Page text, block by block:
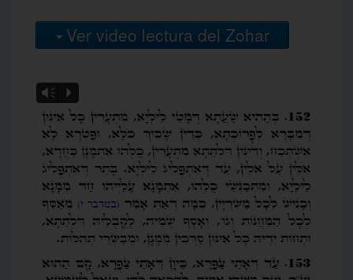
Ver video lectura del Zohar
Vm P